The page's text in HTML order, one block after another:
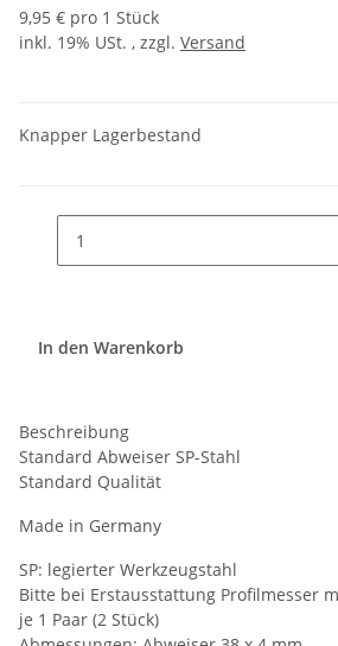
9,95 € pro 1 Stück
inkl. 19% USt. , zzgl. Versand
Knapper Lagerbestand
In den Warenkorb
Beschreibung
Standard Abweiser SP-Stahl
Standard Qualität
Made in Germany
SP: legierter Werkzeugstahl
Bitte bei Erstausstattung Profilmesser
je 1 Paar (2 Stück)